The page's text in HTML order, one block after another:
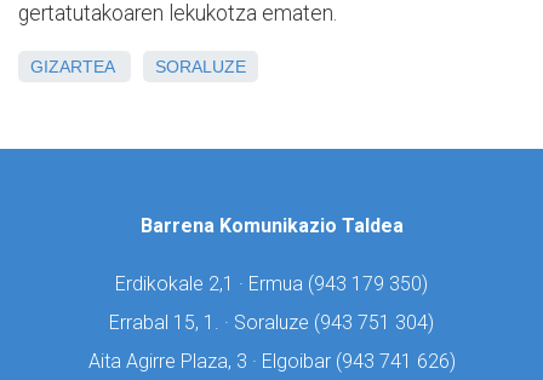
gertatutakoaren lekukotza ematen.
GIZARTEA SORALUZE
Barrena Komunikazio Taldea
Erdikokale 2,1 · Ermua (943 179 350)
Errabal 15, 1. · Soraluze (943 751 304)
Aita Agirre Plaza, 3 · Elgoibar (943 741 626)